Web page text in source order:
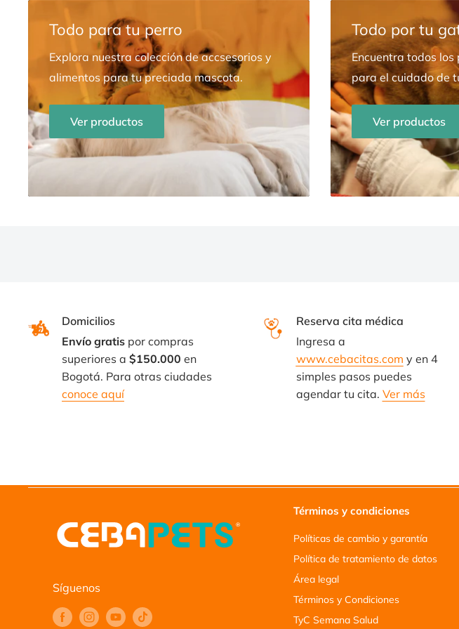
Todo para tu perro
Explora nuestra colección de accsesorios y
alimentos para tu preciada mascota.
Ver productos
Todo por tu
Encuentra todos
para el cuidado de
Ver productos
Domicilios
Envío gratis por compras
superiores a $150.000 en
Bogotá. Para otras ciudades
conoce aquí
Reserva cita médica
Ingresa a
www.cebacitas.com y en 4
simples pasos puedes
agendar tu cita. Ver más
Síguenos
Términos y condiciones
Políticas de cambio y garantía
Política de tratamiento de datos
Área legal
Términos y Condiciones
TyC Semana Salud